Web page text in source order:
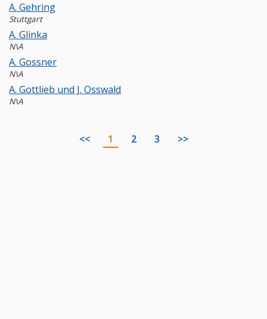
A. Gehring
Stuttgart
A. Glinka
N\A
A. Gossner
N\A
A. Gottlieb und J. Osswald
N\A
<< 1 2 3 >>